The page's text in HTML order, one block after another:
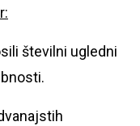
številni ugledni